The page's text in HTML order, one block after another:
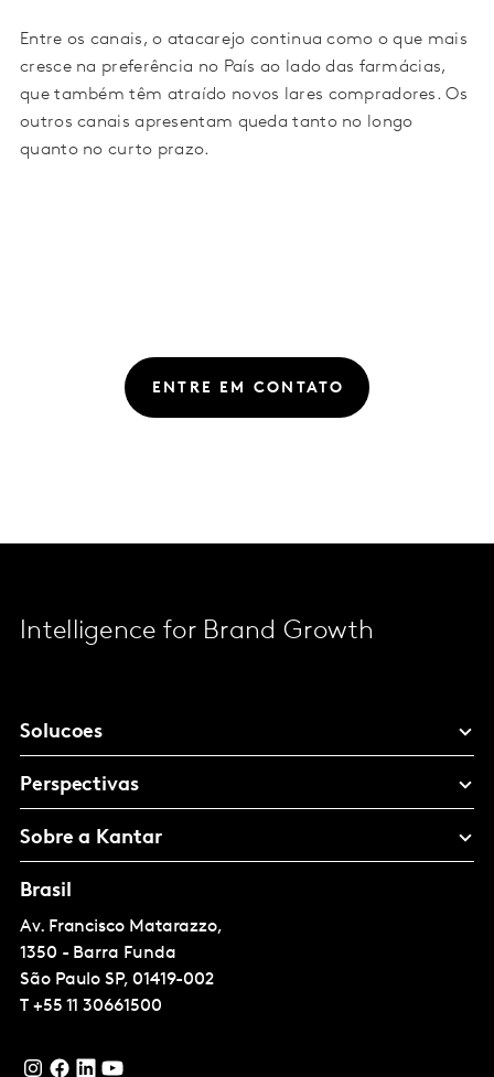
Entre os canais, o atacarejo continua como o que mais
cresce na preferência no País ao lado das farmácias,
que também têm atraído novos lares compradores. Os
outros canais apresentam queda tanto no longo
quanto no curto prazo.
ENTRE EM CONTATO
Intelligence for Brand Growth
Solucoes
Perspectivas
Sobre a Kantar
Brasil
Av. Francisco Matarazzo,
1350 - Barra Funda
São Paulo SP, 01419-002
T +55 11 30661500